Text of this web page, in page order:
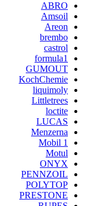
ABRO
Amsoil
Areon
brembo
castrol
formula1
GUMOUT
KochChemie
liquimoly
Littletrees
loctite
LUCAS
Menzerna
Mobil 1
Motul
ONYX
PENNZOIL
POLYTOP
PRESTONE